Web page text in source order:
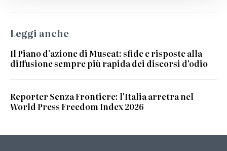
Leggi anche
Il Piano d’azione di Muscat: sfide e risposte alla
diffusione sempre più rapida dei discorsi d'odio
Reporter Senza Frontiere: l'Italia arretra nel
World Press Freedom Index 2026